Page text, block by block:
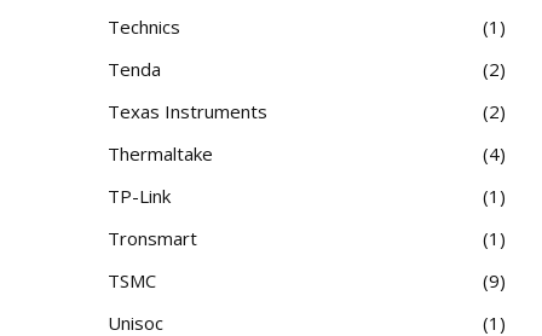
Technics
1
Tenda
2
Texas Instruments
2
Thermaltake
4
TP-Link
1
Tronsmart
1
TSMC
9
Unisoc
1